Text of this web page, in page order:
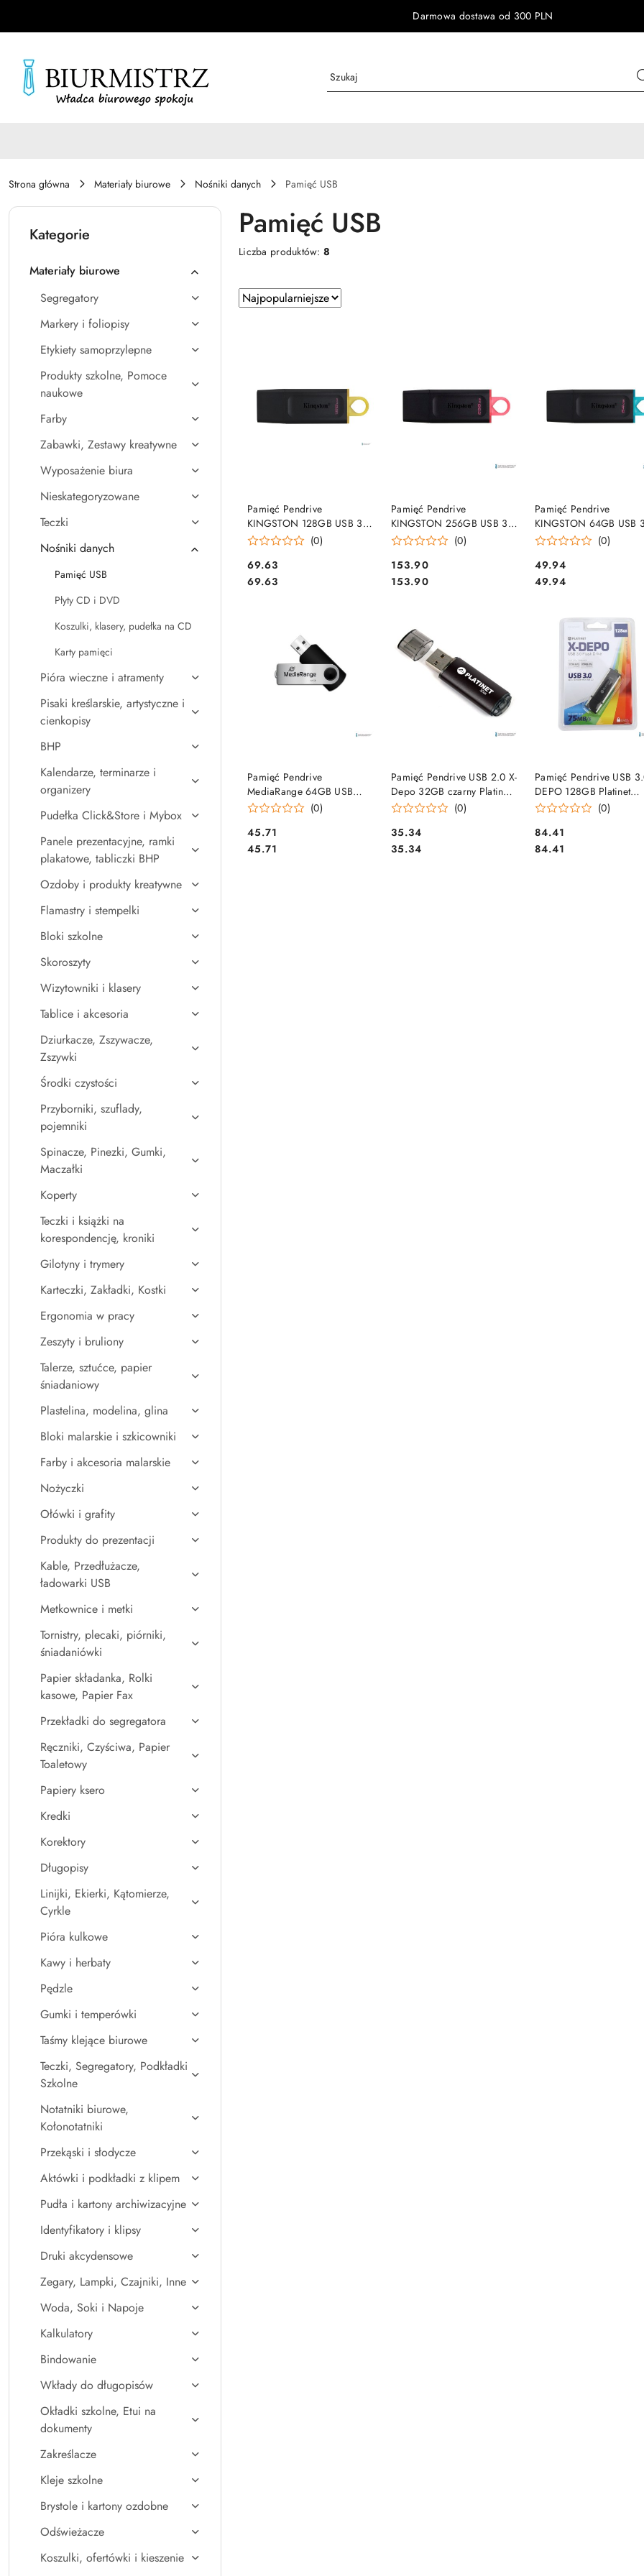
Darmowa dostawa od 300 PLN
Strona główna Materiały biurowe Nośniki danych Pamięć USB
Kategorie
Materiały biurowe
Segregatory
Markery i foliopisy
Etykiety samoprzylepne
Produkty szkolne, Pomoce
naukowe
Farby
Zabawki, Zestawy kreatywne
Wyposażenie biura
Nieskategoryzowane
Teczki
Nośniki danych
Pamięć USB
Płyty CD i DVD
Koszulki, klasery, pudełka na CD
Karty pamięci
Pióra wieczne i atramenty
Pisaki kreślarskie, artystyczne i
cienkopisy
BHP
Kalendarze, terminarze i
organizery
Pudełka Click&Store i Mybox
Panele prezentacyjne, ramki
plakatowe, tabliczki BHP
Ozdoby i produkty kreatywne
Flamastry i stempelki
Bloki szkolne
Skoroszyty
Wizytowniki i klasery
Tablice i akcesoria
Dziurkacze, Zszywacze,
Zszywki
Środki czystości
Przyborniki, szuflady,
pojemniki
Spinacze, Pinezki, Gumki,
Maczałki
Koperty
Teczki i książki na
korespondencję, kroniki
Gilotyny i trymery
Karteczki, Zakładki, Kostki
Ergonomia w pracy
Zeszyty i bruliony
Talerze, sztućce, papier
śniadaniowy
Plastelina, modelina, glina
Bloki malarskie i szkicowniki
Farby i akcesoria malarskie
Nożyczki
Ołówki i grafity
Produkty do prezentacji
Kable, Przedłużacze,
ładowarki USB
Metkownice i metki
Tornistry, plecaki, piórniki,
śniadaniówki
Papier składanka, Rolki
kasowe, Papier Fax
Przekładki do segregatora
Ręczniki, Czyściwa, Papier
Toaletowy
Papiery ksero
Kredki
Korektory
Długopisy
Linijki, Ekierki, Kątomierze,
Cyrkle
Pióra kulkowe
Kawy i herbaty
Pędzle
Gumki i temperówki
Taśmy klejące biurowe
Teczki, Segregatory, Podkładki
Szkolne
Notatniki biurowe,
Kołonotatniki
Przekąski i słodycze
Aktówki i podkładki z klipem
Pudła i kartony archiwizacyjne
Identyfikatory i klipsy
Druki akcydensowe
Zegary, Lampki, Czajniki, Inne
Woda, Soki i Napoje
Kalkulatory
Bindowanie
Wkłady do długopisów
Okładki szkolne, Etui na
dokumenty
Zakreślacze
Kleje szkolne
Brystole i kartony ozdobne
Odświeżacze
Koszulki, ofertówki i kieszenie
Pamięć USB
Liczba produktów:8
Zastosowano
sortowanie:
Sortuj
według
Pamięć Pendrive
KINGSTON 128GB USB 3.2
GEN1 Data Traveler Exodia
(0)
Cena:
69.63
Cena:
69.63
DO KOSZYKA
Pamięć Pendrive
KINGSTON 256GB USB 3.2
GEN1 Data Traveler Exodia
(0)
Cena:
153.90
Cena:
153.90
DO KOSZYKA
Pamięć Pendrive
KINGSTON 64GB USB
GEN1 Data Traveler
DTX/64GB
(0)
Cena:
49.94
Cena:
49.94
DO KOSZYKA
Pamięć Pendrive
MediaRange 64GB USB
2.0, obracany, srebrno-
(0)
Cena:
45.71
Cena:
45.71
DO KOSZYKA
Pamięć Pendrive USB 2.0 X-
Depo 32GB czarny Platinet
PMFE32B
(0)
Cena:
35.34
Cena:
35.34
DO KOSZYKA
Pamięć Pendrive USB
DEPO 128GB Platinet
PMFU3128X
(0)
Cena:
84.41
Cena:
84.41
DO KOSZYKA